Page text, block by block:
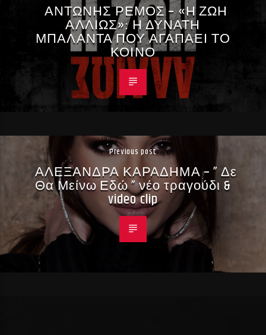
ΑΝΤΩΝΗΣ ΡΕΜΟΣ – «Η ΖΩΗ
ΑΛΛΙΩΣ»: Η ΔΥΝΑΤΗ
ΜΠΑΛΑΝΤΑ ΠΟΥ ΑΓΑΠΑΕΙ ΤΟ
ΚΟΙΝΟ
Previous post
ΑΛΕΞΑΝΔΡΑ ΚΑΡΑΔΗΜΑ – ” Δε
Θα Μείνω Εδώ ” νέο τραγούδι &
video clip